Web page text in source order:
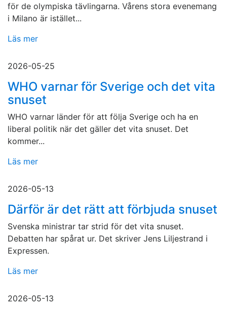
för de olympiska tävlingarna. Vårens stora evenemang
i Milano är istället...
Läs mer
2026-05-25
WHO varnar för Sverige och det vita
snuset
WHO varnar länder för att följa Sverige och ha en
liberal politik när det gäller det vita snuset. Det
kommer...
Läs mer
2026-05-13
Därför är det rätt att förbjuda snuset
Svenska ministrar tar strid för det vita snuset.
Debatten har spårat ur. Det skriver Jens Liljestrand i
Expressen.
Läs mer
2026-05-13